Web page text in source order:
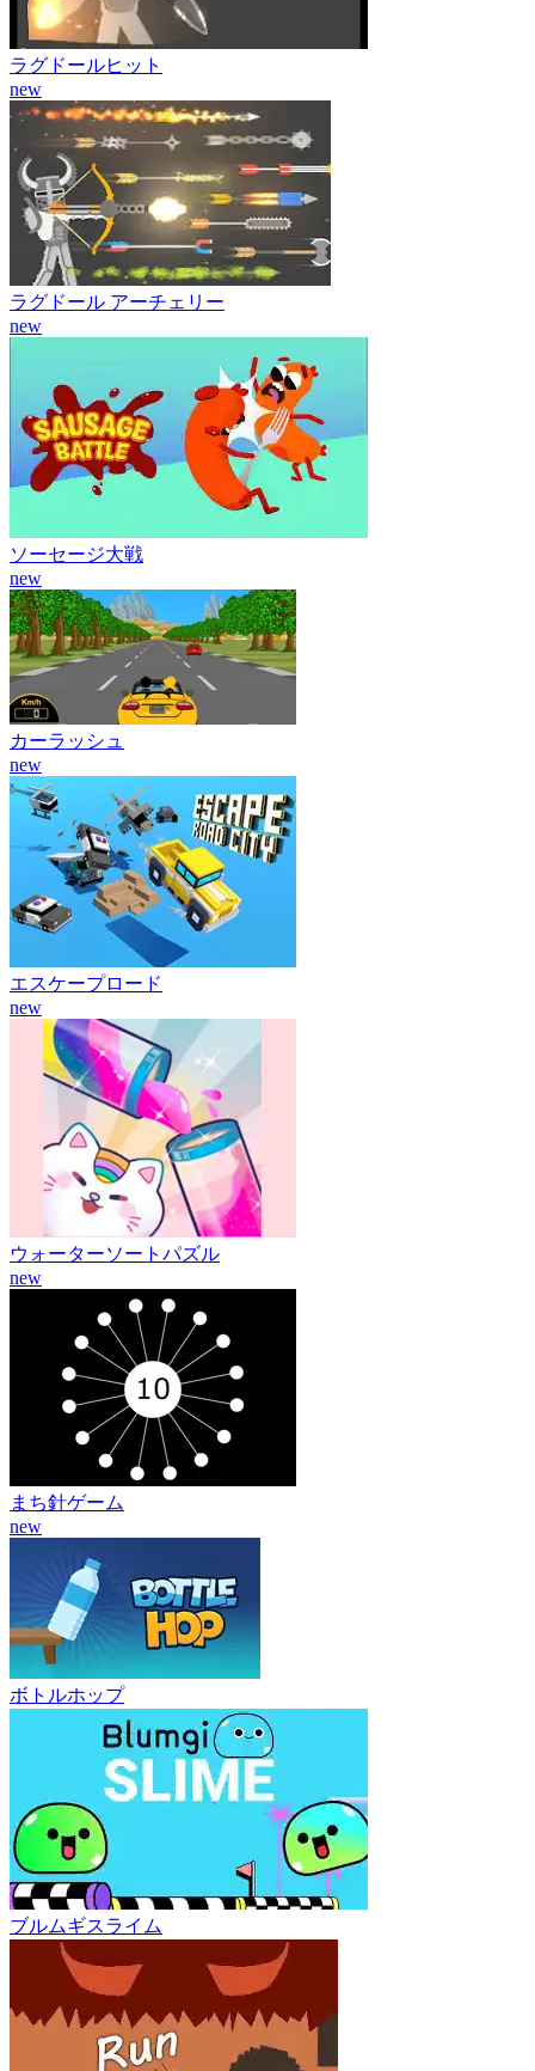
ラグドールヒット
new
ラグドール アーチェリー
new
ソーセージ大戦
new
カーラッシュ
new
エスケープロード
new
ウォーターソートパズル
new
まち針ゲーム
new
ボトルホップ
ブルムギスライム